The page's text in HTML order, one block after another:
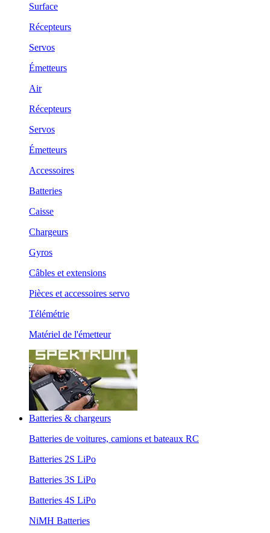
Surface
Récepteurs
Servos
Émetteurs
Air
Récepteurs
Servos
Émetteurs
Accessoires
Batteries
Caisse
Chargeurs
Gyros
Câbles et extensions
Pièces et accessoires servo
Télémétrie
Matériel de l'émetteur
Batteries & chargeurs
Batteries de voitures, camions et bateaux RC
Batteries 2S LiPo
Batteries 3S LiPo
Batteries 4S LiPo
NiMH Batteries